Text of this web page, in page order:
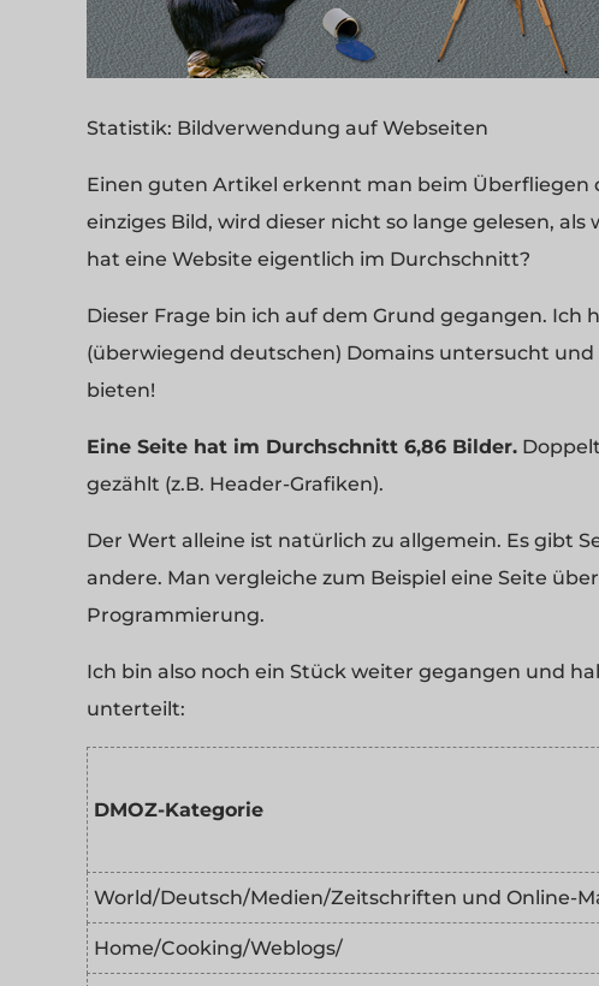
Statistik: Bildverwendung auf Webseiten
Einen guten Artikel erkennt man beim
einziges Bild, wird dieser nicht so lange gelesen,
hat eine Website eigentlich im Durchschnitt?
Dieser Frage bin ich auf dem Grund gegangen. Ich
(überwiegend deutschen) Domains untersucht
bieten!
Eine Seite hat im Durchschnitt 6,86 Bilder.
gezählt (z.B. Header-Grafiken).
Der Wert alleine ist natürlich zu allgemein. Es gibt
andere. Man vergleiche zum Beispiel eine Seite
Programmierung.
Ich bin also noch ein Stück weiter gegangen und
unterteilt:
DMOZ-Kategorie
World/Deutsch/Medien/Zeitschriften und Online-
Home/Cooking/Weblogs/